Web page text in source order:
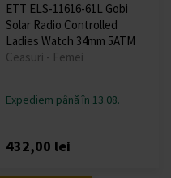
ETT ELS-11616-61L Gobi
Solar Radio Controlled
Ladies Watch 34mm 5ATM
Ceasuri - Femei
Expediem până în 13.08.
432,00 lei